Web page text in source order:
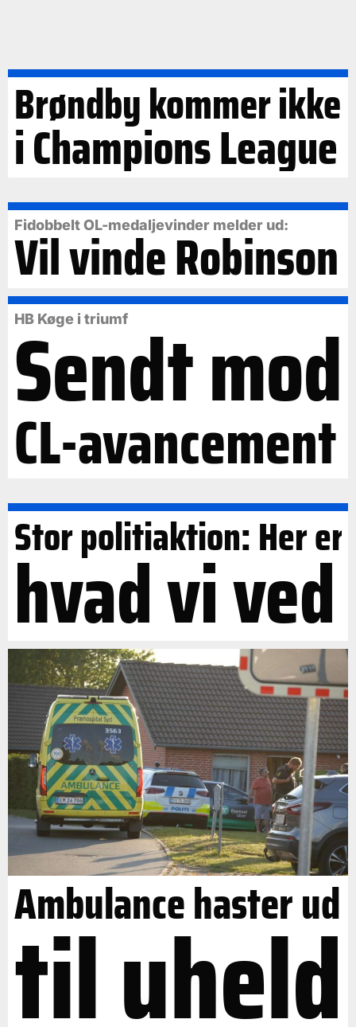
Brøndby kommer ikke
i Champions League
Fidobbelt OL-medaljevinder melder ud:
Vil vinde Robinson
HB Køge i triumf
Sendt mod
CL-avancement
Stor politiaktion: Her er
hvad vi ved
Ambulance haster ud
til uheld